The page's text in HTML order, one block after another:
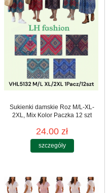
Sukienki damskie Roz M/L-XL-
2XL, Mix Kolor Paczka 12 szt
24.00 zł
szczegóły